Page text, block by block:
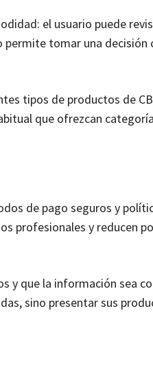
el usuario puede
tomar una decisión
tipos de productos de
que ofrezcan
de pago seguros y
profesionales y reducen
y que la información sea
sino presentar sus